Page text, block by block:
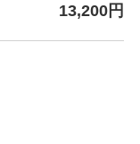
13,200円